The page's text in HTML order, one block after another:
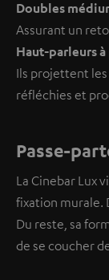
Doubles
Assurant un
Haut-parleurs
Ils projettent
réfléchies et
Passe-
La Cinebar Lux
fixation murale.
Du reste, sa
de se coucher